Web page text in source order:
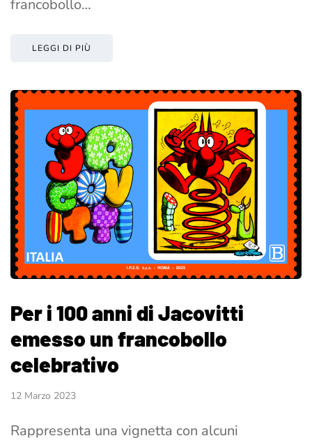
francobollo…
LEGGI DI PIÙ
Per i 100 anni di Jacovitti
emesso un francobollo
celebrativo
12 Marzo 2023
Rappresenta una vignetta con alcuni